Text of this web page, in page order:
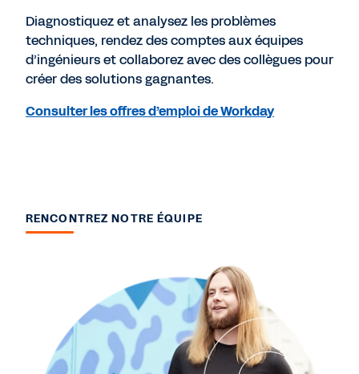
Diagnostiquez et analysez les problèmes
techniques, rendez des comptes aux équipes
d’ingénieurs et collaborez avec des collègues pour
créer des solutions gagnantes.
Consulter les offres d’emploi de Workday
RENCONTREZ NOTRE ÉQUIPE